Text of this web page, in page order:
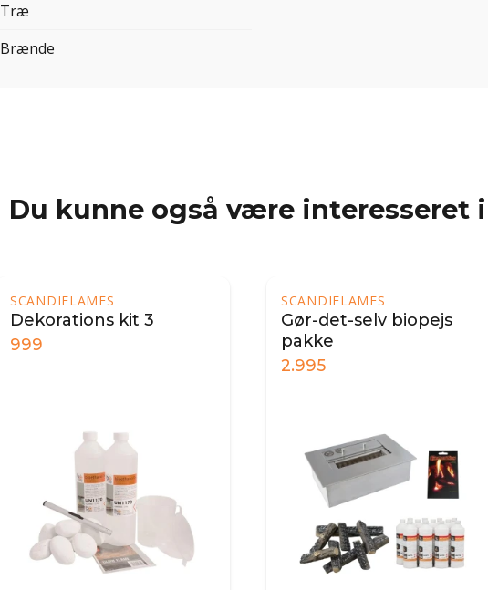
Træ
Brænde
Du kunne også være interesseret i
SCANDIFLAMES
Dekorations kit 3
999
SCANDIFLAMES
Gør-det-selv biopejs
pakke
2.995